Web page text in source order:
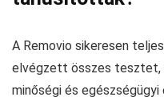
A Removio sikeresen
elvégzett összes tesztet,
minőségi és egészségügyi